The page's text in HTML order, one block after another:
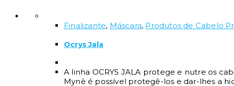
Finalizante, Máscara, Produtos de Cabelo
Ocrys Jala
A linha OCRYS JALA protege e nutre os
Mynè é possível protegê-los e dar-lhes a